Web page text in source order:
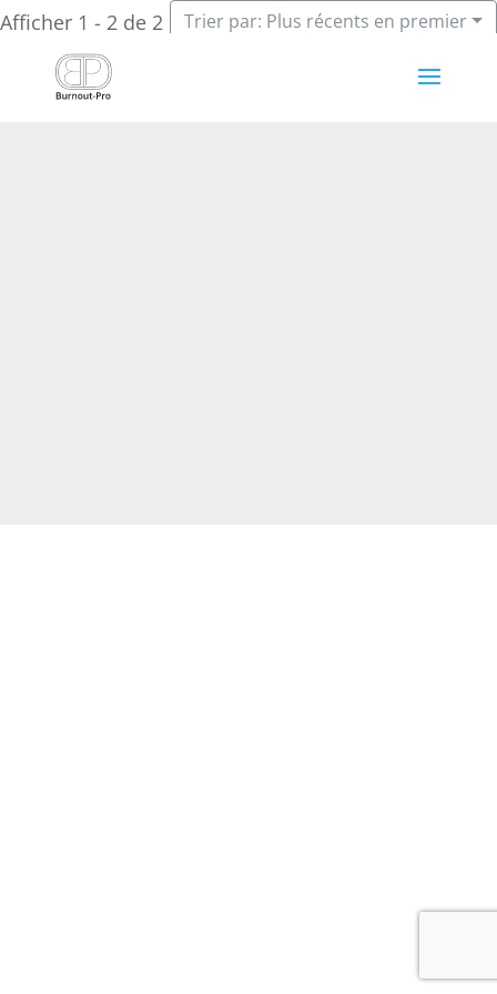
Afficher 1 - 2 de 2 Trier par: Plus récents en premier